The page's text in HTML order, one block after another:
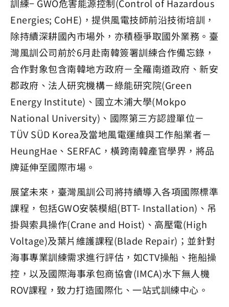
訓練− GWO危害能源控制(Control of Hazardous
Energies; CoHE)，提供風電技師前沿技術培訓，
除持續深耕國內市場外，亦積極爭取國外業務。臺
灣風訓公司前於6月赴南韓簽署訓練合作備忘錄，
合作對象包含南韓地方政府－全羅南道政府、新安
郡政府、法人研究機構－綠能研究院(Green
Energy Institute)、國立木浦大學(Mokpo
National University)、國際第三方認證單位－
TÜV SÜD Korea及當地風電運維與工作船業者－
HeungHae、SERFAC，橫跨南韓產官學界，將品
牌延伸至國際市場。
展望未來，臺灣風訓公司將持續導入各項國際標準
課程，包括GWO安裝模組(BTT- Installation)、吊
掛與索具操作(Crane and Hoist)、高壓電(High
Voltage)及葉片維護課程(Blade Repair)；並針對
海事專業訓練需求進行評估，如CTV操船、拖船操
控，以及國際海事承包商協會(IMCA)水下無人機
ROV課程，致力打造國際化、一站式訓練中心。